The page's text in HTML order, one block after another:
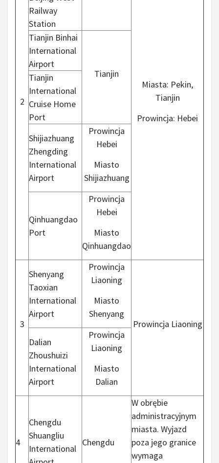
2
Miasta: Pekin,
Tianjin
Prowincja: Hebei
Railway
Station
Tianjin Binhai
International
Airport
Tianjin
Tianjin
International
Cruise Home
Port
Shijiazhuang
Zhengding
International
Airport
Prowincja
Hebei
Miasto
Shijiazhuang
Qinhuangdao
Port
Prowincja
Hebei
Miasto
Qinhuangdao
3
Shenyang
Taoxian
International
Airport
Prowincja
Liaoning
Miasto
Shenyang
Prowincja Liaoning
Dalian
Zhoushuizi
International
Airport
Prowincja
Liaoning
Miasto
Dalian
4
Chengdu
Shuangliu
International
Chengdu
W obrębie
administracyjnym
miasta. Wyjazd
poza jego granice
wymaga